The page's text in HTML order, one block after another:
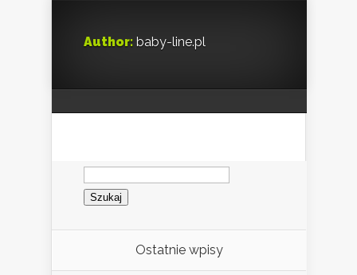
Author: baby-line.pl
Szukaj:
Ostatnie wpisy